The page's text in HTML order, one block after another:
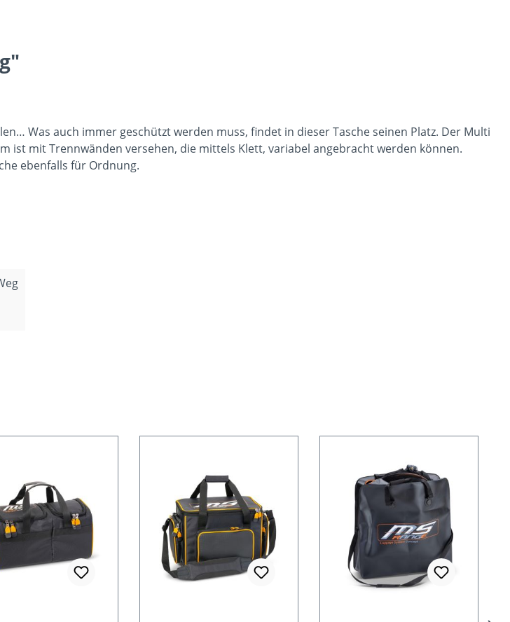
Was auch immer geschützt werden muss, findet in dieser Tasche seinen Platz. Der Multi
mit Trennwänden versehen, die mittels Klett, variabel angebracht werden können.
ebenfalls für Ordnung.